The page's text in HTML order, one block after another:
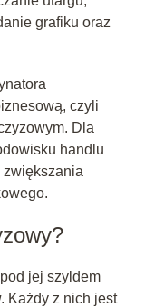
grafiku oraz
czyli
Dla
handlu
zwiększania
jej szyldem
. Każdy z nich jest